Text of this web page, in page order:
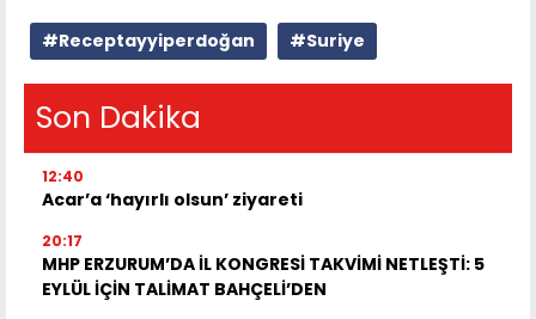
#Receptayyiperdoğan #Suriye
Son Dakika
12:40
Acar’a ‘hayırlı olsun’ ziyareti
20:17
MHP ERZURUM’DA İL KONGRESİ TAKVİMİ NETLEŞTİ: 5
EYLÜL İÇİN TALİMAT BAHÇELİ’DEN